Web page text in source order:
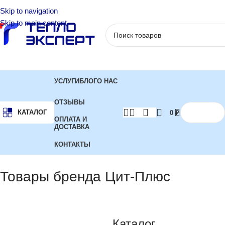
Skip to navigation
Skip to main content
КАТАЛОГ
УСЛУГИБЛОГО НАС
ОТЗЫВЫ
ОПЛАТА И
ДОСТАВКА
КОНТАКТЫ
0 ₽
Товары бренда Цит-Плюс